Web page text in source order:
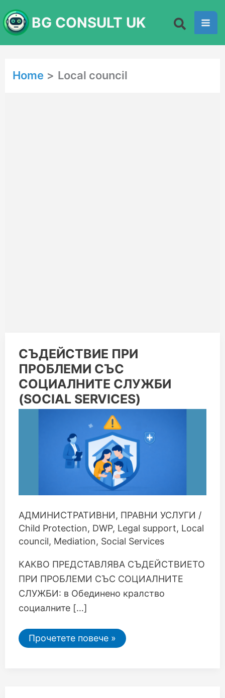
to
content
BG CONSULT UK
Home Local council
СЪДЕЙСТВИЕ ПРИ
ПРОБЛЕМИ СЪС
СОЦИАЛНИТЕ СЛУЖБИ
(SOCIAL SERVICES)
АДМИНИСТРАТИВНИ, ПРАВНИ УСЛУГИ /
Child Protection, DWP, Legal support, Local
council, Mediation, Social Services
КАКВО ПРЕДСТАВЛЯВА СЪДЕЙСТВИЕТО
ПРИ ПРОБЛЕМИ СЪС СОЦИАЛНИТЕ
СЛУЖБИ: в Обединено кралство
социалните […]
СЪДЕЙСТВИЕ
ПРИ
ПРОБЛЕМИ
СЪС
СОЦИАЛНИТЕ
СЛУЖБИ
(SOCIAL
Прочетете повече »